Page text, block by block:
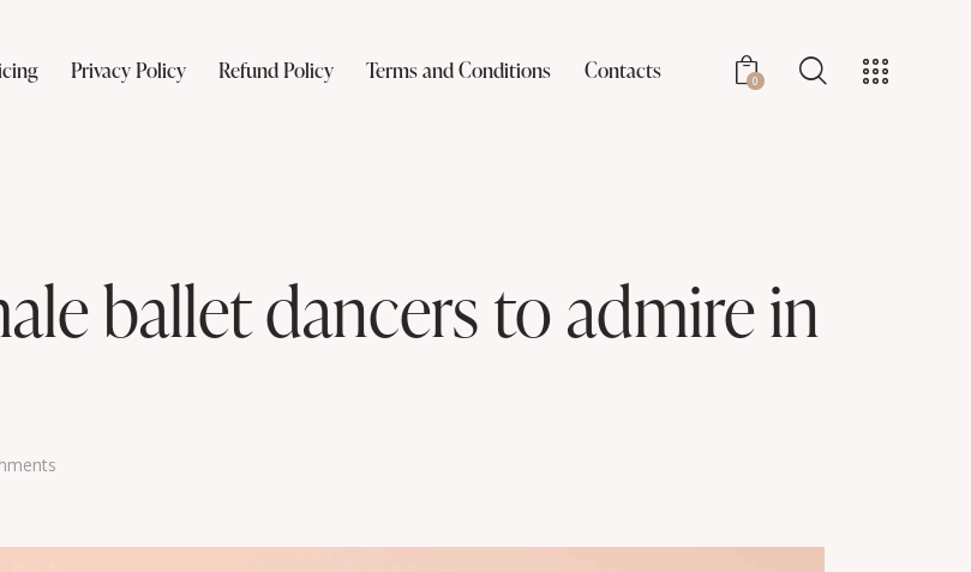
Privacy Policy Refund Policy Terms and Conditions Contacts 0
ballet dancers to admire in